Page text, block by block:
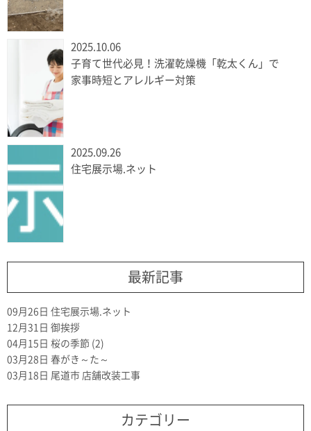
2025.10.06
子育て世代必見！洗濯乾燥機「乾太くん」で
家事時短とアレルギー対策
2025.09.26
住宅展示場.ネット
最新記事
09月26日 住宅展示場.ネット
12月31日 御挨拶
04月15日 桜の季節 (2)
03月28日 春がき～た～
03月18日 尾道市 店舗改装工事
カテゴリー